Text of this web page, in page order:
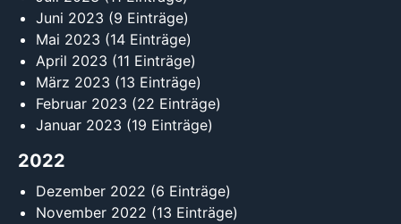
Juni 2023 (9 Einträge)
Mai 2023 (14 Einträge)
April 2023 (11 Einträge)
März 2023 (13 Einträge)
Februar 2023 (22 Einträge)
Januar 2023 (19 Einträge)
2022
Dezember 2022 (6 Einträge)
November 2022 (13 Einträge)